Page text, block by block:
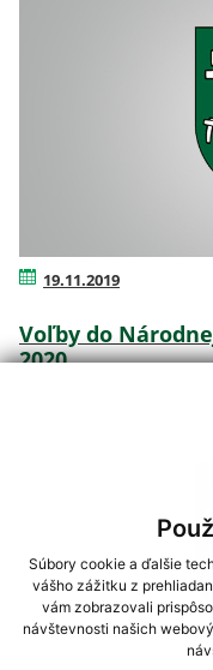
Súbory cookie a ďalšie
vášho zážitku z
vám zobrazovali
návštevnosti našich
19.11.2019
Voľby do
2020